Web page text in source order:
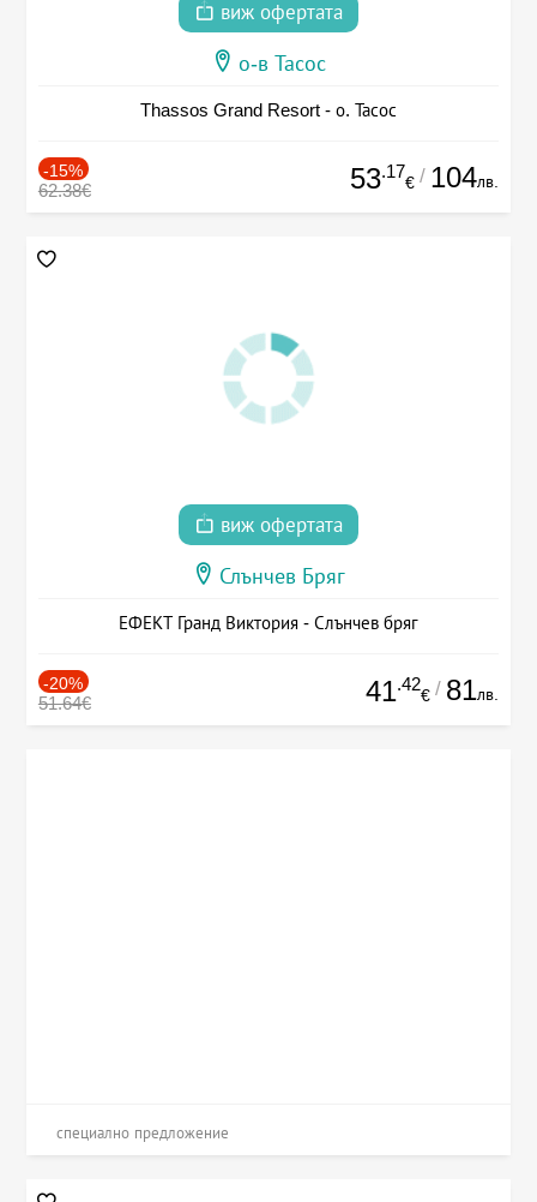
виж офертата
о-в Тасос
Thassos Grand Resort - о. Тасос
-15%
62.38€ 53.17
€ / 104лв.
виж офертата
Слънчев Бряг
ЕФЕКТ Гранд Виктория - Слънчев бряг
-20%
51.64€ 41.42
€ / 81лв.
специално предложение